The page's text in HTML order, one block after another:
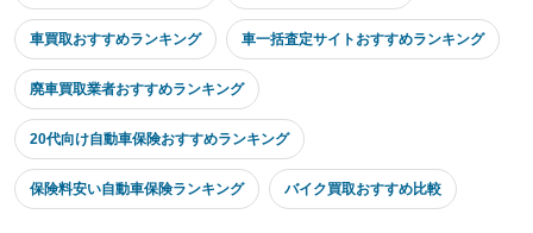
車買取おすすめランキング 車一括査定サイトおすすめランキング
廃車買取業者おすすめランキング
20代向け自動車保険おすすめランキング
保険料安い自動車保険ランキング バイク買取おすすめ比較